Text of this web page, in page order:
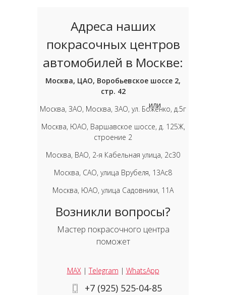
Адреса наших
покрасочных центров
автомобилей в Москве:
Москва, ЦАО, Воробьевское шоссе 2,
стр. 42
Москва, ЗАО, Москва, ЗАО, ул. Боженко, д.5г
Москва, ЮАО, Варшавское шоссе, д. 125Ж,
строение 2
Москва, ВАО, 2-я Кабельная улица, 2с30
Москва, САО, улица Врубеля, 13Ас8
Москва, ЮАО, улица Садовники, 11А
Возникли вопросы?
Мастер покрасочного центра
поможет
MAX|Telegram | WhatsApp
+7 (925) 525-04-85
или